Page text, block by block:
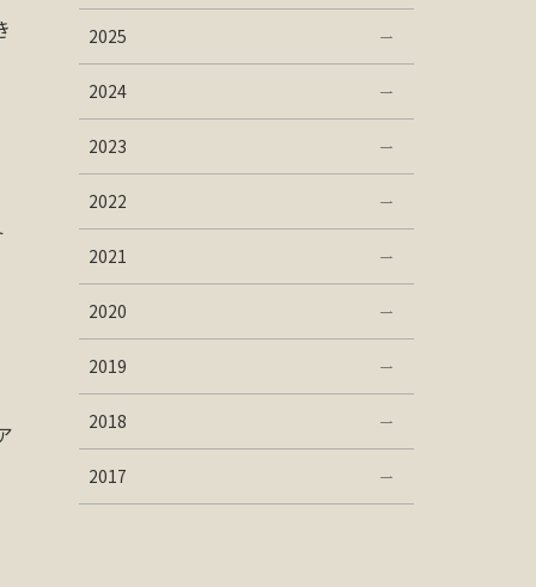
2025
2024
2023
2022
2021
2020
2019
2018
2017